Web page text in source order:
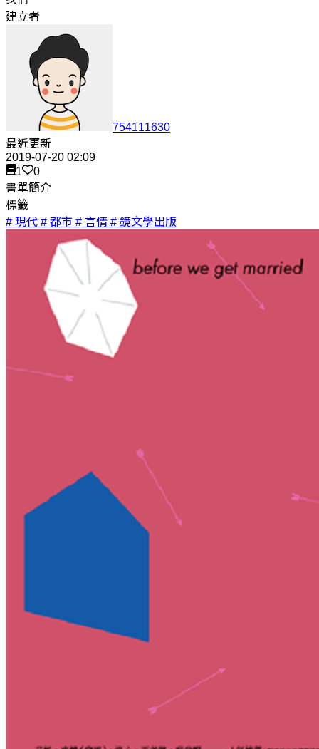
建立者
754111630
最近更新
2019-07-20 02:09
1
0
書單簡介
標籤
# 現代 # 都市 # 言情 # 鏡文學出版